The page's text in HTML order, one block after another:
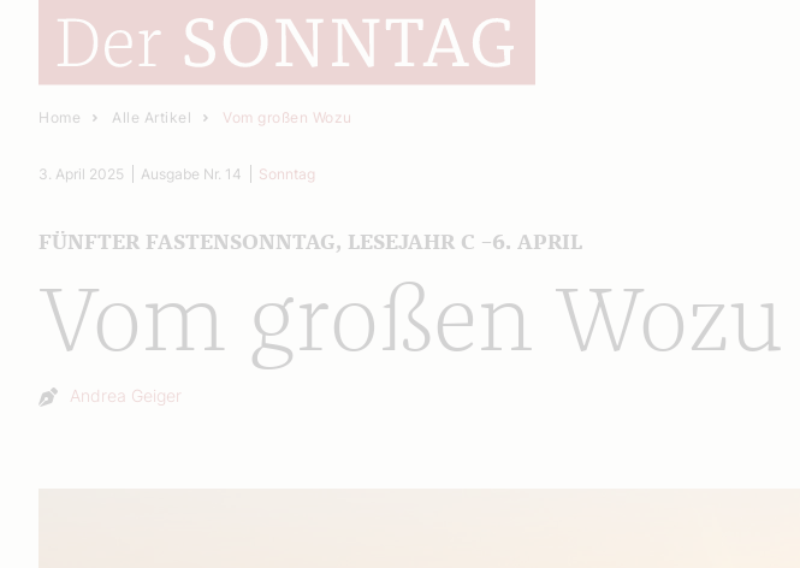
Home Alle Artikel Vom großen Wozu
Vom großen Wozu
FÜNFTER FASTENSONNTAG, LESEJAHR C –6. APRIL
3. April 2025 Ausgabe Nr. 14 Sonntag
Autor:
Andrea Geiger